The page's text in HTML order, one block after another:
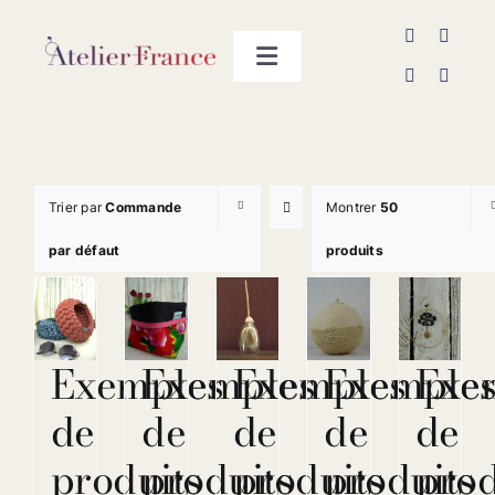
Toggle
Trier parCommande
par défaut
Montrer 50
produits
Exemples
de
produits
Exemples
de
produits
Exemples
de
produits
de
produits
de